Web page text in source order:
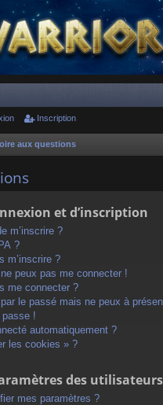
Inscription
aux questions
et d’inscription
m’inscrire ?
?
m’inscrire ?
peux pas me connecter !
me connecter ?
le passé mais ne peux à
passe !
automatiquement ?
les cookies » ?
des utilisateurs
mes paramètres ?